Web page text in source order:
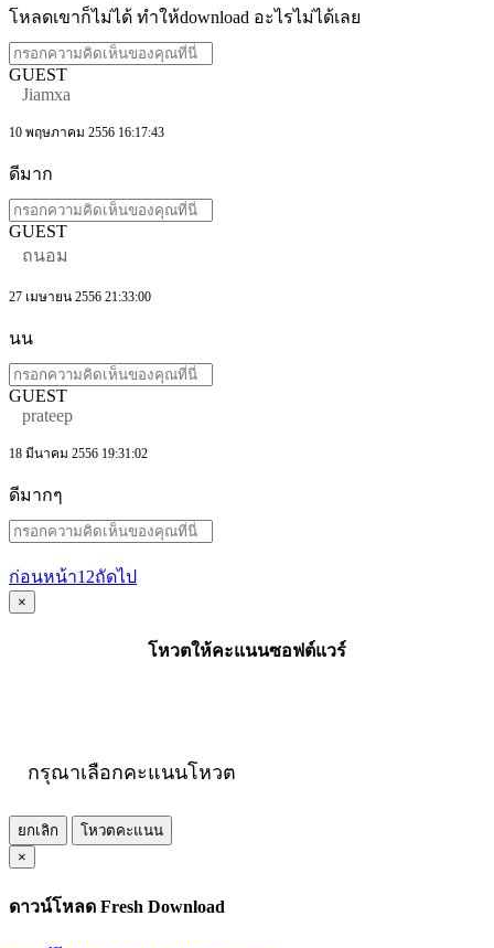
โหลดเขาก็ไม่ได้ ทำให้download อะไรไม่ได้เลย
GUEST
Jiamxa
10 พฤษภาคม 2556 16:17:43
ดีมาก
GUEST
ถนอม
27 เมษายน 2556 21:33:00
นน
GUEST
prateep
18 มีนาคม 2556 19:31:02
ดีมากๆ
ก่อนหน้า1 2ถัดไป
×
โหวตให้คะแนนซอฟต์แวร์
กรุณาเลือกคะแนนโหวต
ยกเลิก
โหวตคะแนน
×
ดาวน์โหลด Fresh Download